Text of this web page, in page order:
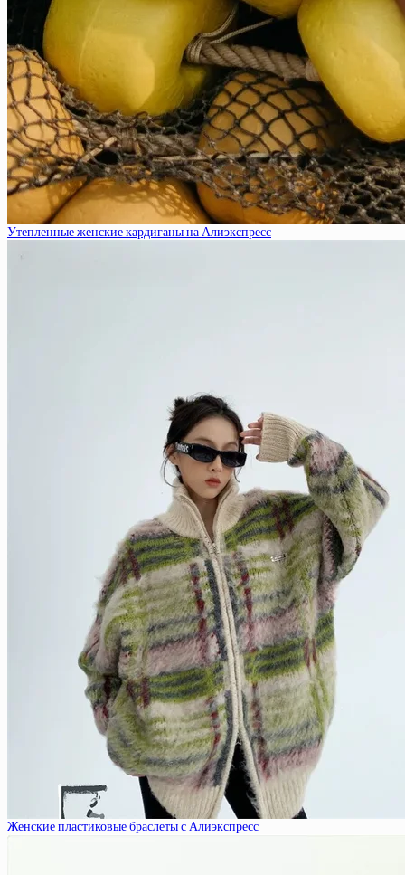
Утепленные женские кардиганы на Алиэкспресс
Женские пластиковые браслеты с Алиэкспресс